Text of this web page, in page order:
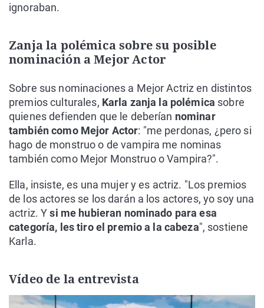
ignoraban.
Zanja la polémica sobre su posible
nominación a Mejor Actor
Sobre sus nominaciones a Mejor Actriz en distintos
premios culturales, Karla zanja la polémica sobre
quienes defienden que le deberían nominar
también como Mejor Actor: "me perdonas, ¿pero si
hago de monstruo o de vampira me nominas
también como Mejor Monstruo o Vampira?".
Ella, insiste, es una mujer y es actriz. "Los premios
de los actores se los darán a los actores, yo soy una
actriz. Ysi me hubieran nominado para esa
categoría, les tiro el premio a la cabeza", sostiene
Karla.
Vídeo de la entrevista